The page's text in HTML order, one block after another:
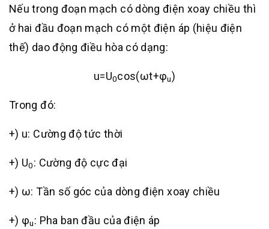
Nếu trong đoạn mạch có dòng điện xoay chiều thì
ở hai đầu đoạn mạch có một điện áp (hiệu điện
thế) dao động điều hòa có dạng:
u=U0cos(ωt+φu)
Trong đó:
+) u: Cường độ tức thời
+) U0: Cường độ cực đại
+) ω: Tần số góc của dòng điện xoay chiều
+) φu: Pha ban đầu của điện áp